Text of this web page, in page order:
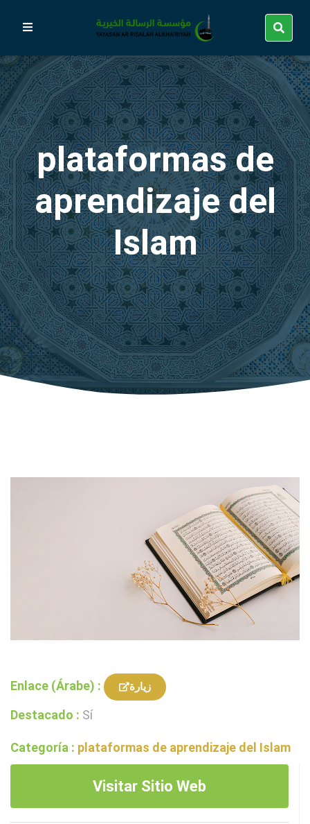
plataformas de
aprendizaje del
Islam
Enlace (Árabe) : زيارة
Destacado : Sí
Categoría : plataformas de aprendizaje del Islam
Visitar Sitio Web